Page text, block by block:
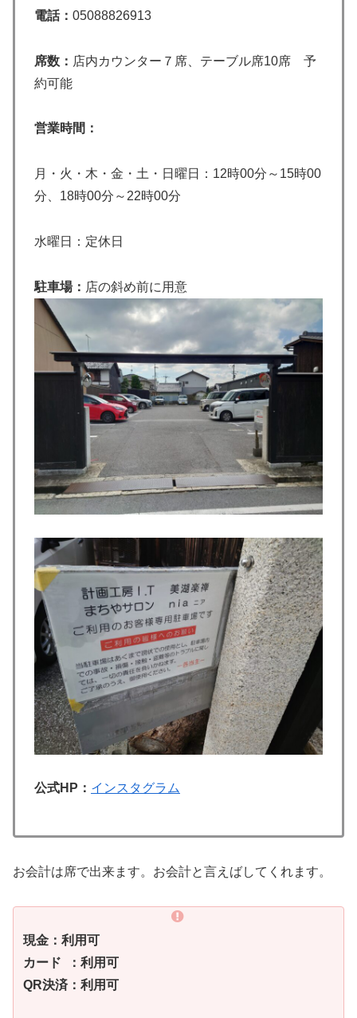
電話： 05088826913
席数： 店内カウンター７席、テーブル席10席 予
約可能
営業時間：
月・火・木・金・土・日曜日：12時00分～15時00
分、18時00分～22時00分
水曜日：定休日
駐車場： 店の斜め前に用意
公式HP： インスタグラム
お会計は席で出来ます。お会計と言えばしてくれます。
現金：利用可
カード ：利用可
QR決済：利用可